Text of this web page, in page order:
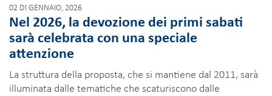
02 DI GENNAIO, 2026
Nel 2026, la devozione dei primi sabati
sarà celebrata con una speciale
attenzione
La struttura della proposta, che si mantiene dal 2011, sarà
illuminata dalle tematiche che scaturiscono dalle